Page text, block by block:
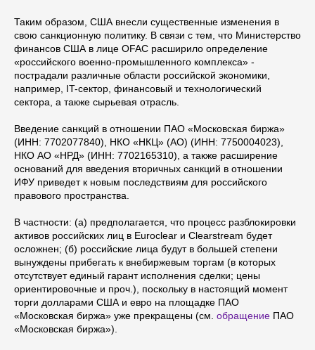
Таким образом, США внесли существенные изменения в
свою санкционную политику. В связи с тем, что Министерство
финансов США в лице OFAC расширило определение
«российского военно-промышленного комплекса» -
пострадали различные области российской экономики,
например, IT-сектор, финансовый и технологический
сектора, а также сырьевая отрасль.
Введение санкций в отношении ПАО «Московская биржа»
(ИНН: 7702077840), НКО «НКЦ» (АО) (ИНН: 7750004023),
НКО АО «НРД» (ИНН: 7702165310), а также расширение
оснований для введения вторичных санкций в отношении
ИФУ приведет к новым последствиям для российского
правового пространства.
В частности: (а) предполагается, что процесс разблокировки
активов российских лиц в Euroclear и Clearstream будет
осложнен; (б) российские лица будут в большей степени
вынуждены прибегать к внебиржевым торгам (в которых
отсутствует единый гарант исполнения сделки; цены
ориентировочные и проч.), поскольку в настоящий момент
торги долларами США и евро на площадке ПАО
«Московская биржа» уже прекращены (см. обращение ПАО
«Московская биржа»).